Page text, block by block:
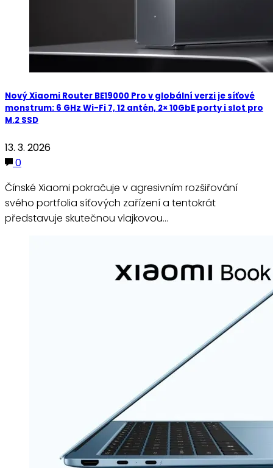
Nový Xiaomi Router BE19000 Pro v globální verzi je síťové
monstrum: 6 GHz Wi-Fi 7, 12 antén, 2× 10GbE porty i slot pro
M.2 SSD
13. 3. 2026
0
Čínské Xiaomi pokračuje v agresivním rozšiřování
svého portfolia síťových zařízení a tentokrát
představuje skutečnou vlajkovou…